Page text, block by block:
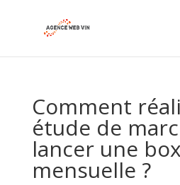
Comment
étude de
lancer une box
mensuelle ?